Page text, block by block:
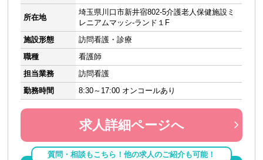
所在地
埼玉県川口市新井宿802-5介護老人保健施設ミ
レニアムマッシ-ランド１F
施設形態
訪問看護・診療
職種
看護師
担当業務
訪問看護
勤務時間
8:30～17:00 オンコールあり
求人詳細ページへ
質問・相談もこちら！他の求人のご紹介も可能！